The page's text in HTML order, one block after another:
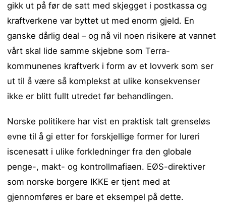
gikk ut på før de satt med skjegget i postkassa og
kraftverkene var byttet ut med enorm gjeld. En
ganske dårlig deal – og nå vil noen risikere at vannet
vårt skal lide samme skjebne som Terra-
kommunenes kraftverk i form av et lovverk som ser
ut til å være så komplekst at ulike konsekvenser
ikke er blitt fullt utredet før behandlingen.
Norske politikere har vist en praktisk talt grenseløs
evne til å gi etter for forskjellige former for lureri
iscenesatt i ulike forkledninger fra den globale
penge-, makt- og kontrollmafiaen. EØS-direktiver
som norske borgere IKKE er tjent med at
gjennomføres er bare et eksempel på dette.